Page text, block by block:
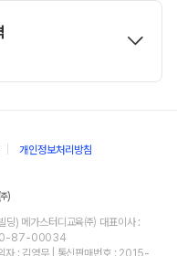
개인정보처리방침
) 메가스터디교육㈜ 대표이사 :
87-00034
: 김영무 | 통신판매번호 : 2015-